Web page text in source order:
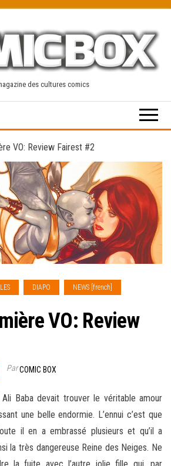
des cultures comics
VO: Review Fairest #2
DIAPO NEWS [french]
VO: Review
ParCOMIC BOX
Ali Baba devait trouver le véritable amour
une belle endormie. L’ennui c’est que
il en a embrassé plusieurs et qu’il a
la très dangereuse Reine des Neiges. Ne